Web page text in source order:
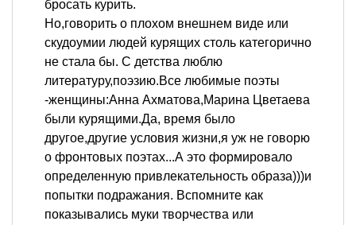
бросать курить.
Но,говорить о плохом внешнем виде или
скудоумии людей курящих столь категорично
не стала бы. С детства люблю
литературу,поэзию.Все любимые поэты
-женщины:Анна Ахматова,Марина Цветаева
были курящими.Да, время было
другое,другие условия жизни,я уж не говорю
о фронтовых поэтах...А это формировало
определенную привлекательность образа)))и
попытки подражания. Вспомните как
показывались муки творчества или